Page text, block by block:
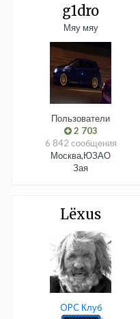
g1dro
Мяу мяу
Пользователи
2 703
6 842 сообщения
Москва,ЮЗАО
Зая
Lёxus
OPC Клуб